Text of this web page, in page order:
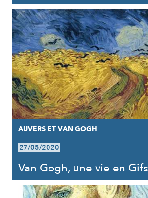
AUVERS ET VAN GOGH
27/05/2020
Van Gogh, une vie en Gifs